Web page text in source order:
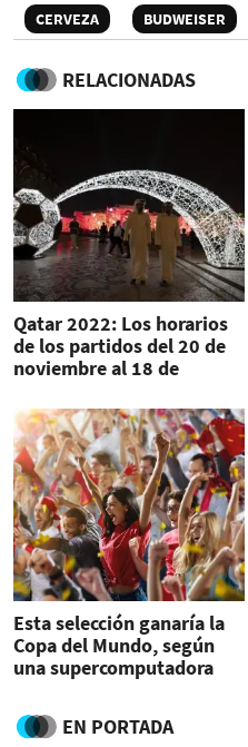
CERVEZA
BUDWEISER
RELACIONADAS
Qatar 2022: Los horarios
de los partidos del 20 de
noviembre al 18 de
Esta selección ganaría la
Copa del Mundo, según
una supercomputadora
EN PORTADA